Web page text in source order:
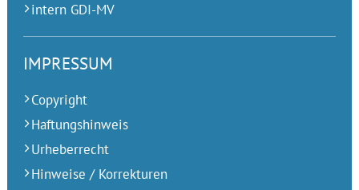
intern GDI-MV
IMPRESSUM
Copyright
Haftungshinweis
Urheberrecht
Hinweise / Korrekturen